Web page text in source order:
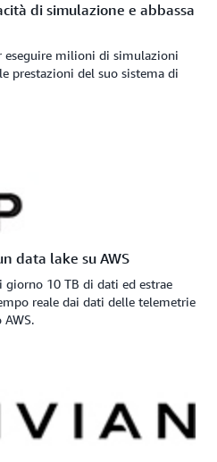
di simulazione e abbassa
eseguire milioni di simulazioni
prestazioni del suo sistema di
data lake su AWS
giorno 10 TB di dati ed estrae
reale dai dati delle telemetrie